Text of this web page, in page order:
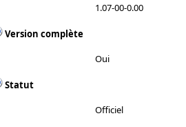
1.07-00-0.00
Version complète
Oui
Statut
Officiel